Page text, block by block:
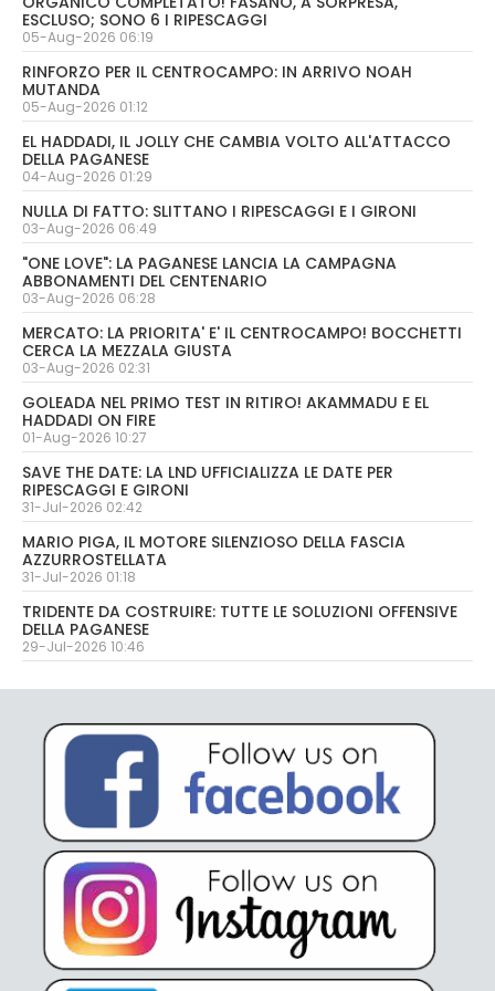
ESCLUSO; SONO 6 I RIPESCAGGI
05-Aug-2026 06:19
RINFORZO PER IL CENTROCAMPO: IN ARRIVO NOAH
MUTANDA
05-Aug-2026 01:12
EL HADDADI, IL JOLLY CHE CAMBIA VOLTO ALL'ATTACCO
DELLA PAGANESE
04-Aug-2026 01:29
NULLA DI FATTO: SLITTANO I RIPESCAGGI E I GIRONI
03-Aug-2026 06:49
"ONE LOVE": LA PAGANESE LANCIA LA CAMPAGNA
ABBONAMENTI DEL CENTENARIO
03-Aug-2026 06:28
MERCATO: LA PRIORITA' E' IL CENTROCAMPO! BOCCHETTI
CERCA LA MEZZALA GIUSTA
03-Aug-2026 02:31
GOLEADA NEL PRIMO TEST IN RITIRO! AKAMMADU E EL
HADDADI ON FIRE
01-Aug-2026 10:27
SAVE THE DATE: LA LND UFFICIALIZZA LE DATE PER
RIPESCAGGI E GIRONI
31-Jul-2026 02:42
MARIO PIGA, IL MOTORE SILENZIOSO DELLA FASCIA
AZZURROSTELLATA
31-Jul-2026 01:18
TRIDENTE DA COSTRUIRE: TUTTE LE SOLUZIONI OFFENSIVE
DELLA PAGANESE
29-Jul-2026 10:46